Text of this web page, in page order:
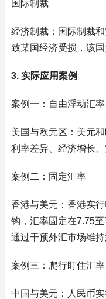
国际制裁
经济制裁：国际制裁
致某国经济受损，该国
3. 实际应用案例
案例一：自由浮动汇率
美国与欧元区：美元
利率差异、经济增长
案例二：固定汇率
香港与美元：香港实
钩，汇率固定在7.75
通过干预外汇市场维持
案例三：爬行盯住汇率
中国与美元：人民币